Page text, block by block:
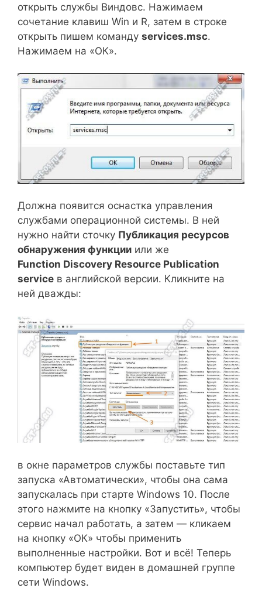
открыть службы Виндовс. Нажимаем
сочетание клавиш Win и R, затем в строке
открыть пишем команду services.msc.
Нажимаем на «ОК».
Должна появится оснастка управления
службами операционной системы. В ней
нужно найти сточку Публикация ресурсов
обнаружения функции или же
Function Discovery Resource Publication
service в английской версии. Кликните на
ней дважды:
в окне параметров службы поставьте тип
запуска «Автоматически», чтобы она сама
запускалась при старте Windows 10. После
этого нажмите на кнопку «Запустить», чтобы
сервис начал работать, а затем — кликаем
на кнопку «ОК» чтобы применить
выполненные настройки. Вот и всё! Теперь
компьютер будет виден в домашней группе
сети Windows.